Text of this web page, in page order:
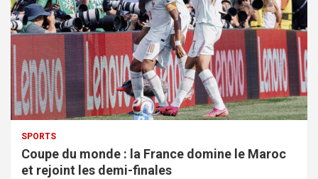
SPORTS
Coupe du monde : la France domine le Maroc
et rejoint les demi-finales